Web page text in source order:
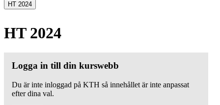
HT 2024
HT 2024
Logga in till din kurswebb
Du är inte inloggad på KTH så innehållet är inte anpassat
efter dina val.